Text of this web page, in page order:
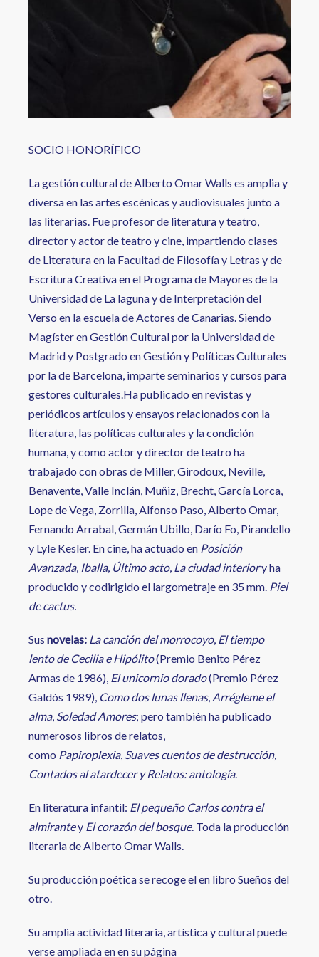
SOCIO HONORÍFICO
La gestión cultural de Alberto Omar Walls es amplia y
diversa en las artes escénicas y audiovisuales junto a
las literarias. Fue profesor de literatura y teatro,
director y actor de teatro y cine, impartiendo clases
de Literatura en la Facultad de Filosofía y Letras y de
Escritura Creativa en el Programa de Mayores de la
Universidad de La laguna y de Interpretación del
Verso en la escuela de Actores de Canarias. Siendo
Magíster en Gestión Cultural por la Universidad de
Madrid y Postgrado en Gestión y Políticas Culturales
por la de Barcelona, imparte seminarios y cursos para
gestores culturales.Ha publicado en revistas y
periódicos artículos y ensayos relacionados con la
literatura, las políticas culturales y la condición
humana, y como actor y director de teatro ha
trabajado con obras de Miller, Girodoux, Neville,
Benavente, Valle Inclán, Muñiz, Brecht, García Lorca,
Lope de Vega, Zorrilla, Alfonso Paso, Alberto Omar,
Fernando Arrabal, Germán Ubillo, Darío Fo, Pirandello
y Lyle Kesler. En cine, ha actuado en Posición
Avanzada, Iballa, Último acto, La ciudad interiory ha
producido y codirigido el largometraje en 35 mm. Piel
de cactus.
Sus novelas: La canción del morrocoyo, El tiempo
lento de Cecilia e Hipólito(Premio Benito Pérez
Armas de 1986), El unicornio dorado(Premio Pérez
Galdós 1989), Como dos lunas llenas, Arrégleme el
alma, Soledad Amores; pero también ha publicado
numerosos libros de relatos,
como Papiroplexia, Suaves cuentos de destrucción,
Contados al atardecer y Relatos: antología.
En literatura infantil: El pequeño Carlos contra el
almirantey El corazón del bosque. Toda la producción
literaria de Alberto Omar Walls.
Su producción poética se recoge el en libro Sueños del
otro.
Su amplia actividad literaria, artística y cultural puede
verse ampliada en en su página